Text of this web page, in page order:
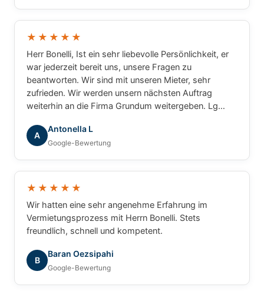
zusammenarbeiten.
★★★★★
Herr Bonelli, Ist ein sehr liebevolle Persönlichkeit, er
war jederzeit bereit uns, unsere Fragen zu
beantworten. Wir sind mit unseren Mieter, sehr
zufrieden. Wir werden unsern nächsten Auftrag
weiterhin an die Firma Grundum weitergeben. Lg
A
Antonella L
Google-Bewertung
★★★★★
Wir hatten eine sehr angenehme Erfahrung im
Vermietungsprozess mit Herrn Bonelli. Stets
freundlich, schnell und kompetent.
B
Baran Oezsipahi
Google-Bewertung